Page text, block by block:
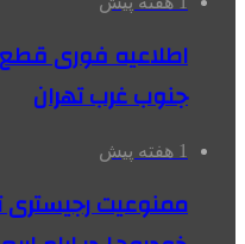
اطلاعیه فوری قطع
جنوب غرب تهران
1 هفته پیش
ممنوعیت رجیستری